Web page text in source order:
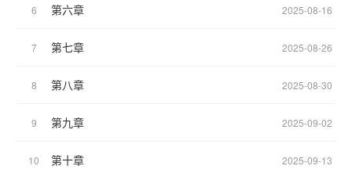
6 第六章 2025-08-16
7 第七章 2025-08-26
8 第八章 2025-08-30
9 第九章 2025-09-02
10 第十章 2025-09-13